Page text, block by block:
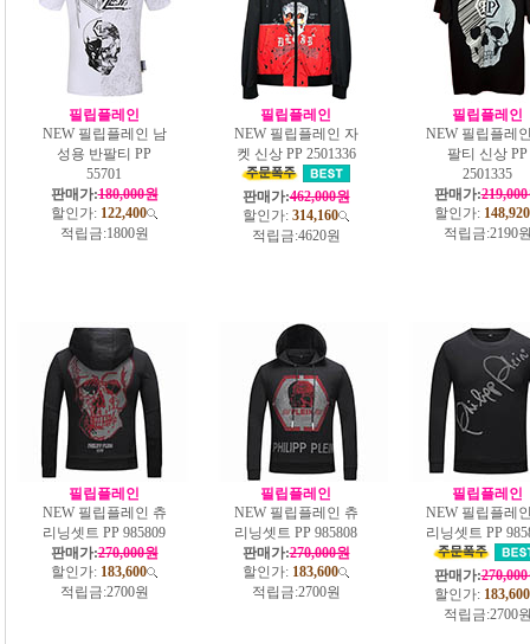
필립플레인
NEW 필립플레인 남
성용 반팔티 PP
55701
판매가:180,000원
할인가: 122,400
적립금:1800원
필립플레인
NEW 필립플레인 자
켓 신상 PP 2501336
판매가:462,000원
할인가: 314,160
적립금:4620원
필립플레인
NEW 필립플레
팔티 신상 PP
2501335
판매가:
할인가: 148,920
적립금:2190
필립플레인
NEW 필립플레인 츄
리닝셋트 PP 985809
판매가:270,000원
할인가: 183,600
적립금:2700원
필립플레인
NEW 필립플레인 츄
리닝셋트 PP 985808
판매가:270,000원
할인가: 183,600
적립금:2700원
필립플레인
NEW 필립플레
리닝셋트 PP
판매가:
할인가: 183,600
적립금:2700